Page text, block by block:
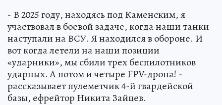
- В 2025 году, находясь под Каменским, я
участвовал в боевой задаче, когда наши танки
наступали на ВСУ. Я находился в обороне. И
вот когда летели на наши позиции
«ударники», мы сбили трех беспилотников
ударных. А потом и четыре FPV-дрона! -
рассказывает пулеметчик 4-й гвардейской
базы, ефрейтор Никита Зайцев.